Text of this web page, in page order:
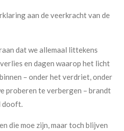
aan de veerkracht van de
dat we allemaal littekens
en dagen waarop het licht
– onder het verdriet, onder
proberen te verbergen – brandt
dooft.
die moe zijn, maar toch blijven